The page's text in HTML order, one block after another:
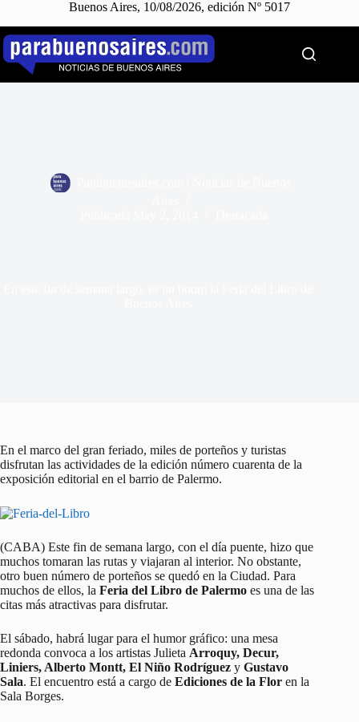
Buenos Aires, 10/08/2026, edición Nº 5017
Saltar
contenido
En el marco del gran feriado, miles de porteños y turistas
disfrutan las actividades de la edición número cuarenta de la
exposición editorial en el barrio de Palermo.
(CABA) Este fin de semana largo, con el día puente, hizo que
muchos tomaran las rutas y viajaran al interior. No obstante,
otro buen número de porteños se quedó en la Ciudad. Para
muchos de ellos, la Feria del Libro de Palermo es una de las
citas más atractivas para disfrutar.
El sábado, habrá lugar para el humor gráfico: una mesa
redonda convoca a los artistas Julieta Arroquy, Decur,
Liniers, Alberto Montt, El Niño Rodríguez y Gustavo
Sala. El encuentro está a cargo de Ediciones de la Flor en la
Sala Borges.